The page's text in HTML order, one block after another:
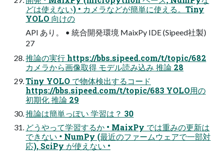
どは使えない) • カメラなどが簡単に使える。Tiny
YOLO 向けの
API あり。 • 統合開発環境 MaixPy IDE (Sipeed社製)
27
推論の実行 https://bbs.sipeed.com/t/topic/682
カメラから画像取得 モデル読み込み 推論 28
Tiny YOLO で物体検出するコード
https://bbs.sipeed.com/t/topic/683 YOLO用の
初期化 推論 29
推論は簡単っぽい 学習は？ 30
どうやって学習するか • MaixPy では重みの更新は
できない • NumPy (最近のファームウェアで一部対
応), SciPy が使えない •